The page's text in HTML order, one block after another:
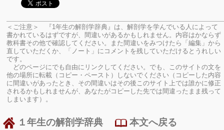
＜ご注意＞ 『1年生の解剖学辞典』は、解剖学を学んでいる人によって
書かれているはずですが、間違いがあるかもしれません。内容はかならず
教科書その他で確認してください。
また間違いをみつけたら「編集」から
直していただくか、「ノート」にコメントを残していただけるとうれしい
です。
どのページにでも自由にリンクしてください。でも、このサイトの文を
他の場所に転載（コピー・ペースト）しないでください（コピーした内容
に間違いがあったとき、その間違いはその後このサイト上では誰かに修正
されるかもしれませんが、あなたがコピーした先では間違ったまま残って
しまいます）。
１年生の解剖学辞典 本文へ戻る